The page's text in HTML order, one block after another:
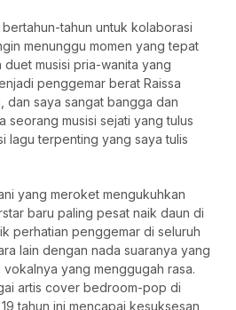
tahun untuk kolaborasi
menunggu momen yang tepat
musisi pria-wanita yang
penggemar berat Raissa
dan saya sangat bangga dan
seorang musisi sejati yang tulus
lagu terpenting yang saya tulis
yang meroket mengukuhkan
baru paling pesat naik daun di
perhatian penggemar di seluruh
lain dengan nada suaranya yang
yang menggugah rasa.
artis cover bedroom-pop di
tahun ini mencapai kesuksesan